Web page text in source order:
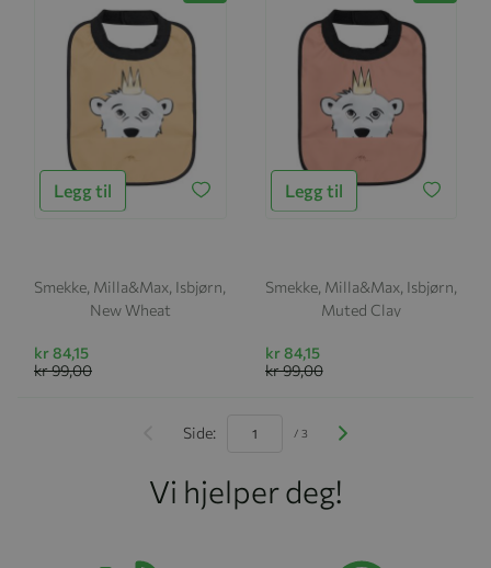
Legg til
Smekke, Milla&Max, Isbjørn,
New Wheat
kr 84,15
kr 99,00
Legg til
Smekke, Milla&Max, Isbjørn,
Muted Clay
kr 84,15
kr 99,00
Side: / 3
Vi hjelper deg!